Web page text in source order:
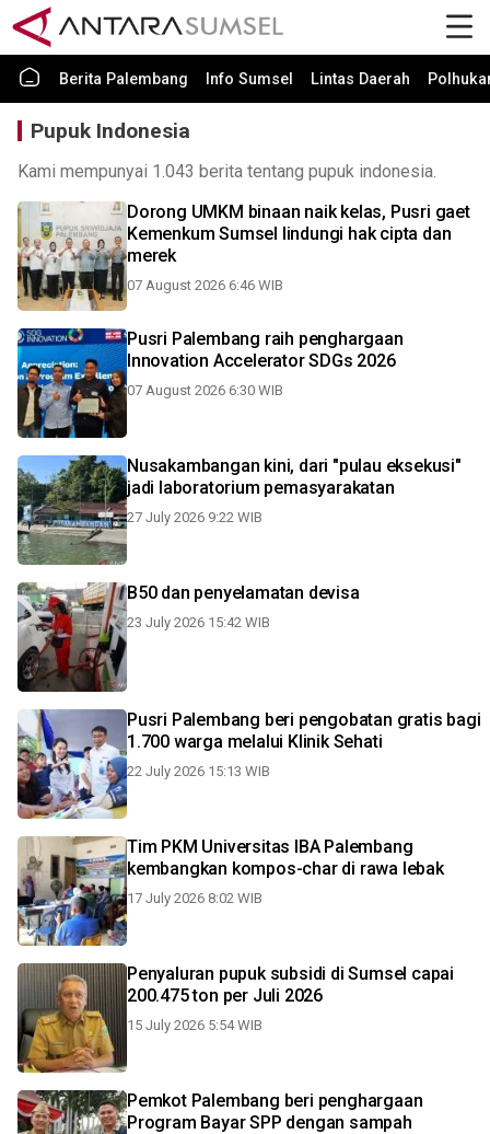
Berita Palembang Info Sumsel Lintas Daerah
Pupuk Indonesia
Kami mempunyai 1.043 berita tentang pupuk indonesia.
Dorong UMKM binaan naik kelas, Pusri gaet
Kemenkum Sumsel lindungi hak cipta dan
merek
07 August 2026 6:46 WIB
Pusri Palembang raih penghargaan
Innovation Accelerator SDGs 2026
07 August 2026 6:30 WIB
Nusakambangan kini, dari "pulau eksekusi"
jadi laboratorium pemasyarakatan
27 July 2026 9:22 WIB
B50 dan penyelamatan devisa
23 July 2026 15:42 WIB
Pusri Palembang beri pengobatan gratis bagi
1.700 warga melalui Klinik Sehati
22 July 2026 15:13 WIB
Tim PKM Universitas IBA Palembang
kembangkan kompos-char di rawa lebak
17 July 2026 8:02 WIB
Penyaluran pupuk subsidi di Sumsel capai
200.475 ton per Juli 2026
15 July 2026 5:54 WIB
Pemkot Palembang beri penghargaan
Program Bayar SPP dengan sampah